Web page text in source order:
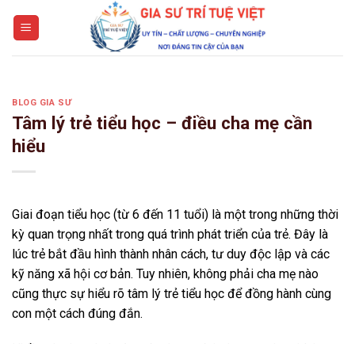
BLOG GIA SƯ
Tâm lý trẻ tiểu học – điều cha mẹ cần
hiểu
Giai đoạn tiểu học (từ 6 đến 11 tuổi) là một trong những thời
kỳ quan trọng nhất trong quá trình phát triển của trẻ. Đây là
lúc trẻ bắt đầu hình thành nhân cách, tư duy độc lập và các
kỹ năng xã hội cơ bản. Tuy nhiên, không phải cha mẹ nào
cũng thực sự hiểu rõ tâm lý trẻ tiểu học để đồng hành cùng
con một cách đúng đắn.